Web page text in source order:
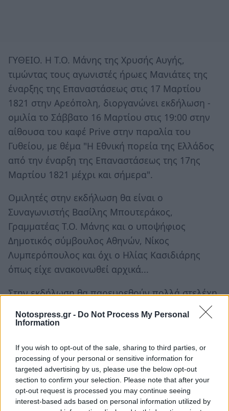
Notospress.gr - Do Not Process My Personal
Information
If you wish to opt-out of the sale, sharing to third parties, or
processing of your personal or sensitive information for
targeted advertising by us, please use the below opt-out
section to confirm your selection. Please note that after your
opt-out request is processed you may continue seeing
interest-based ads based on personal information utilized by
ΓΥΘΕΙΟ. Η Τ.Ο. Μάνης της Χρυσής Αυγής,
τιμώντας τους αγωνιστές ήρωες Μανιάτες της
έναρξης της Επαναστάσεως στις 17 Μαρτίου
1821 στην Αρεόπολη, διοργανώνει εκδήλωση -
ομιλία το Σάββατο 16 Μαρτίου στις 19:00 στην
αίθουσα του καφέ Prive στην παραλία του
Γυθείου, με θέμα "Η Εθνική πορεία της Ελλάδος
από την έναρξη της Επαναστάσεως της 17ης
Μαρτίου 1821 μέχρι και σήμερα".
Ομιλητές στην εκδήλωση θα είναι ο
Συναγωνιστής Βασίλης Μπουτεράκος,
Γραμματέας Τ.Ο. Μάνης και ο υποψήφιος
Δημοτικός σύμβουλος Αθηνών, Νίκος
Λυμπερόπουλος και όχι ο Ηλίας Κασιδιάρης
όπως είχε ανακοινωθεί αρχικά...
Στην εκδήλωση θα παρευρεθούν πολλά στελέχη
της Χρυσής Αυγής μεταξύ αυτών ο υποψήφιος
Περιφερειάρχης της Ελληνικής Αυγής
τους περιφερειακούς συμβούλους της Λακωνίας
και ο Μιχάλης Γιαννόγκωνας μέλος της
Κεντρικής Επιτροπής και υπεύθυνος του Νομού
Λακωνίας.